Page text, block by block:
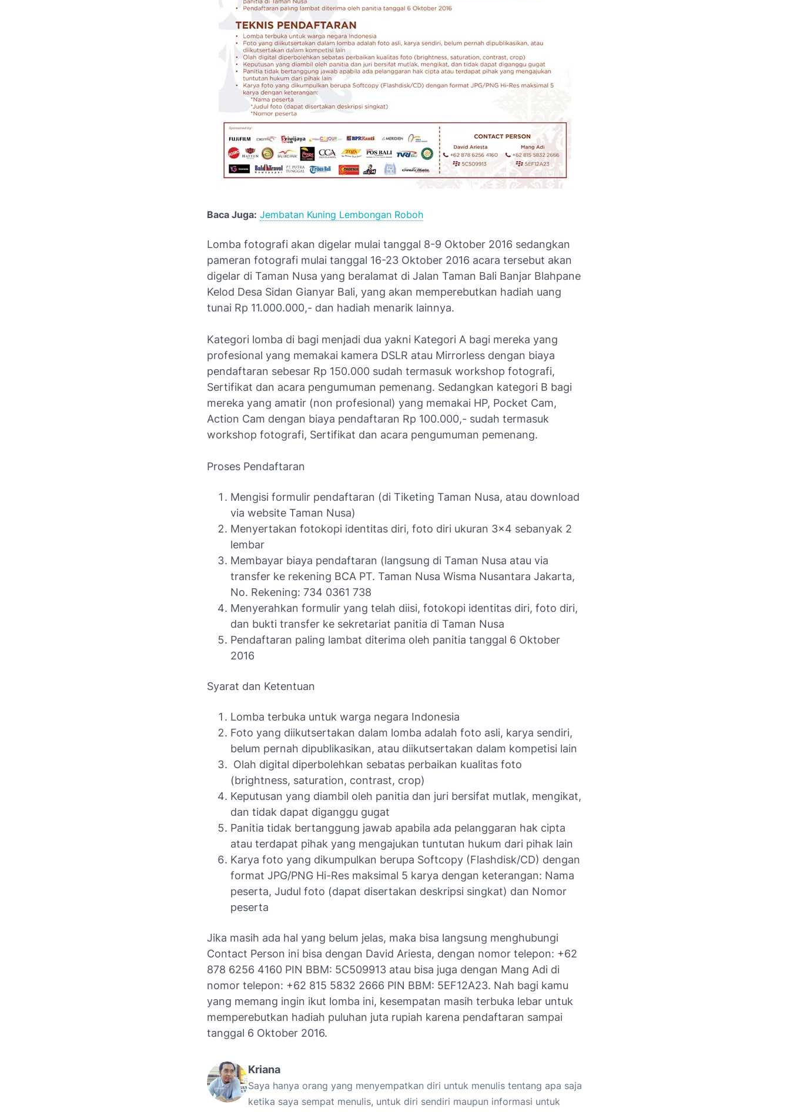
Baca Juga: Jembatan Kuning Lembongan Roboh
Lomba fotografi akan digelar mulai tanggal 8-9 Oktober 2016 sedangkan
pameran fotografi mulai tanggal 16-23 Oktober 2016 acara tersebut akan
digelar di Taman Nusa yang beralamat di Jalan Taman Bali Banjar Blahpane
Kelod Desa Sidan Gianyar Bali, yang akan memperebutkan hadiah uang
tunai Rp 11.000.000,- dan hadiah menarik lainnya.
Kategori lomba di bagi menjadi dua yakni Kategori A bagi mereka yang
profesional yang memakai kamera DSLR atau Mirrorless dengan biaya
pendaftaran sebesar Rp 150.000 sudah termasuk workshop fotografi,
Sertifikat dan acara pengumuman pemenang. Sedangkan kategori B bagi
mereka yang amatir (non profesional) yang memakai HP, Pocket Cam,
Action Cam dengan biaya pendaftaran Rp 100.000,- sudah termasuk
workshop fotografi, Sertifikat dan acara pengumuman pemenang.
Proses Pendaftaran
Mengisi formulir pendaftaran (di Tiketing Taman Nusa, atau download
via website Taman Nusa)
Menyertakan fotokopi identitas diri, foto diri ukuran 3×4 sebanyak 2
lembar
Membayar biaya pendaftaran (langsung di Taman Nusa atau via
transfer ke rekening BCA PT. Taman Nusa Wisma Nusantara Jakarta,
No. Rekening: 734 0361 738
Menyerahkan formulir yang telah diisi, fotokopi identitas diri, foto diri,
dan bukti transfer ke sekretariat panitia di Taman Nusa
Pendaftaran paling lambat diterima oleh panitia tanggal 6 Oktober
2016
Syarat dan Ketentuan
Lomba terbuka untuk warga negara Indonesia
Foto yang diikutsertakan dalam lomba adalah foto asli, karya sendiri,
belum pernah dipublikasikan, atau diikutsertakan dalam kompetisi lain
Olah digital diperbolehkan sebatas perbaikan kualitas foto
(brightness, saturation, contrast, crop)
Keputusan yang diambil oleh panitia dan juri bersifat mutlak, mengikat,
dan tidak dapat diganggu gugat
Panitia tidak bertanggung jawab apabila ada pelanggaran hak cipta
atau terdapat pihak yang mengajukan tuntutan hukum dari pihak lain
Karya foto yang dikumpulkan berupa Softcopy (Flashdisk/CD) dengan
format JPG/PNG Hi-Res maksimal 5 karya dengan keterangan: Nama
peserta, Judul foto (dapat disertakan deskripsi singkat) dan Nomor
peserta
Jika masih ada hal yang belum jelas, maka bisa langsung menghubungi
Contact Person ini bisa dengan David Ariesta, dengan nomor telepon: +62
878 6256 4160 PIN BBM: 5C509913 atau bisa juga dengan Mang Adi di
nomor telepon: +62 815 5832 2666 PIN BBM: 5EF12A23. Nah bagi kamu
yang memang ingin ikut lomba ini, kesempatan masih terbuka lebar untuk
memperebutkan hadiah puluhan juta rupiah karena pendaftaran sampai
tanggal 6 Oktober 2016.
Kriana
Saya hanya orang yang menyempatkan diri untuk menulis tentang apa saja
ketika saya sempat menulis, untuk diri sendiri maupun informasi untuk